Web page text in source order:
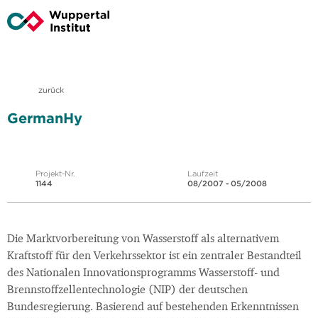
zurück
GermanHy
Projekt-Nr.
1144
Laufzeit
08/2007 - 05/2008
Die Marktvorbereitung von Wasserstoff als alternativem
Kraftstoff für den Verkehrssektor ist ein zentraler Bestandteil
des Nationalen Innovationsprogramms Wasserstoff- und
Brennstoffzellentechnologie (NIP) der deutschen
Bundesregierung. Basierend auf bestehenden Erkenntnissen